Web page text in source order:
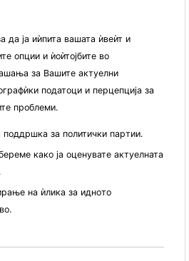
да ја иѝпита вашата ѝвеѝт и
опции и ѝоѝтојбите во
за Вашите актуелни
податоци и перцепција за
проблеми.
поддршка за политички партии.
како ја оценувате актуелната
на ѝлика за идното